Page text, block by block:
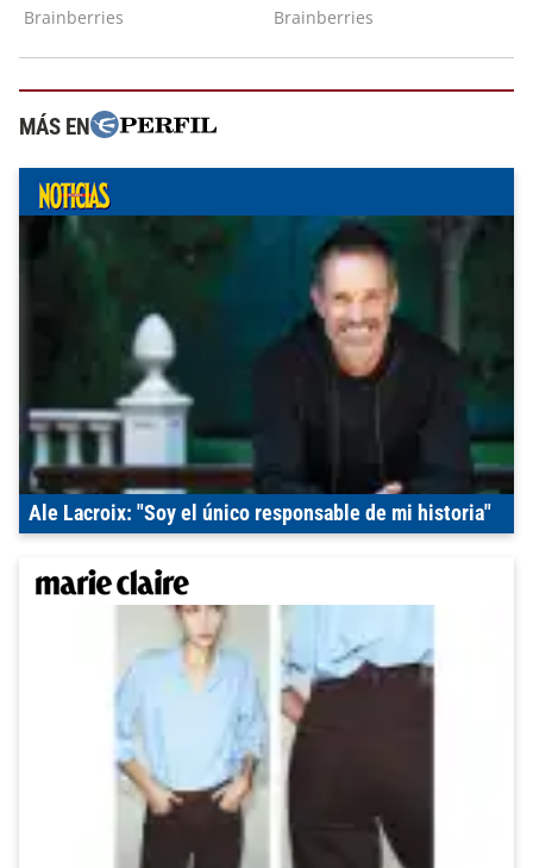
MÁS EN
Ale Lacroix: "Soy el único responsable de mi historia"